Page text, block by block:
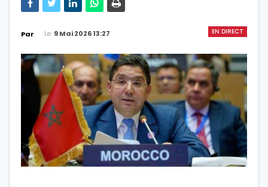
EN DIRECT
Par Le 9 Mai 2026 13:27